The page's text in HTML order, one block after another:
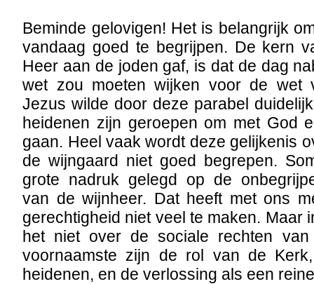
Beminde gelovigen! Het is belangrijk
vandaag goed te begrijpen. De kern
Heer aan de joden gaf, is dat de dag
wet zou moeten wijken voor de wet
Jezus wilde door deze parabel
heidenen zijn geroepen om met God
gaan. Heel vaak wordt deze gelijkenis
de wijngaard niet goed begrepen.
grote nadruk gelegd op de
van de wijnheer. Dat heeft met ons
gerechtigheid niet veel te maken. Maar
het niet over de sociale rechten
voornaamste zijn de rol van de
heidenen, en de verlossing als een